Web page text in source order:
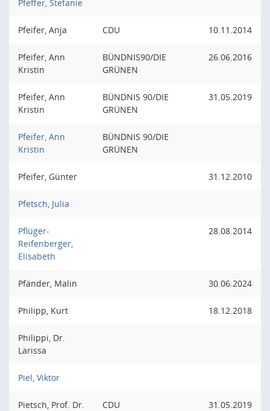
Pfeffer, Stefanie
Pfeifer, Anja CDU 10.11.2014
Pfeifer, Ann
Kristin
BÜNDNIS90/DIE
GRÜNEN
26.06.2016
Pfeifer, Ann
Kristin
BÜNDNIS 90/DIE
GRÜNEN
31.05.2019
Pfeifer, Ann
Kristin
BÜNDNIS 90/DIE
GRÜNEN
Pfeifer, Günter 31.12.2010
Pfetsch, Julia
Pflüger-
Reifenberger,
Elisabeth
28.08.2014
Pfänder, Malin 30.06.2024
Philipp, Kurt 18.12.2018
Philippi, Dr.
Larissa
Piel, Viktor
Pietsch, Prof. Dr.
CDU 31.05.2019